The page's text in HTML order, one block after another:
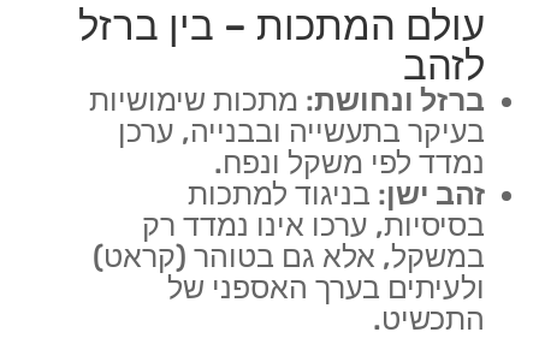
עולם המתכות – בין ברזל
לזהב
ברזל ונחושת: מתכות שימושיות
בעיקר בתעשייה ובבנייה, ערכן
נמדד לפי משקל ונפח.
זהב ישן: בניגוד למתכות
בסיסיות, ערכו אינו נמדד רק
במשקל, אלא גם בטוהר (קראט)
ולעיתים בערך האספני של
התכשיט.